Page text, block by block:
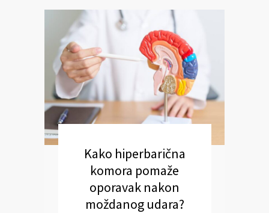
Kako hiperbarična
komora pomaže
oporavak nakon
moždanog udara?